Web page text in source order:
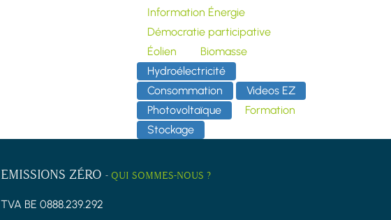
Information Énergie
Démocratie participative
Éolien
Biomasse
Hydroélectricité
Consommation
Videos EZ
Photovoltaïque
Formation
Stockage
EMISSIONS ZÉRO - QUI SOMMES-NOUS ?
TVA BE 0888.239.292